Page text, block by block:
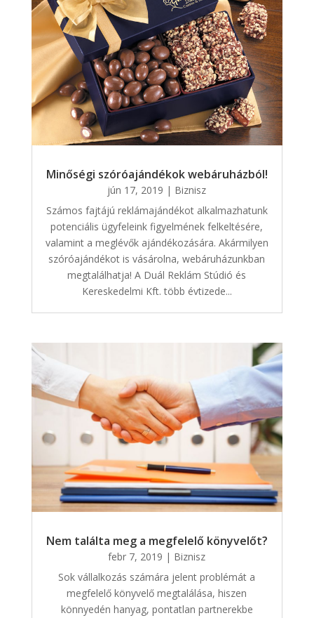
Minőségi szóróajándékok webáruházból!
jún 17, 2019 | Biznisz
Számos fajtájú reklámajándékot alkalmazhatunk
potenciális ügyfeleink figyelmének felkeltésére,
valamint a meglévők ajándékozására. Akármilyen
szóróajándékot is vásárolna, webáruházunkban
megtalálhatja! A Duál Reklám Stúdió és
Kereskedelmi Kft. több évtizede...
Nem találta meg a megfelelő könyvelőt?
febr 7, 2019 | Biznisz
Sok vállalkozás számára jelent problémát a
megfelelő könyvelő megtalálása, hiszen
könnyedén hanyag, pontatlan partnerekbe